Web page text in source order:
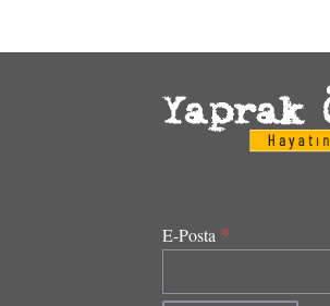
E-Posta *